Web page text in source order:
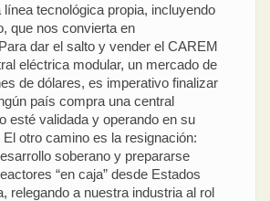
línea tecnológica propia, incluyendo
que nos convierta en
dar el salto y vender el CAREM
eléctrica modular, un mercado de
de dólares, es imperativo finalizar
país compra una central
esté validada y operando en su
otro camino es la resignación:
soberano y prepararse
“en caja” desde Estados
relegando a nuestra industria al rol